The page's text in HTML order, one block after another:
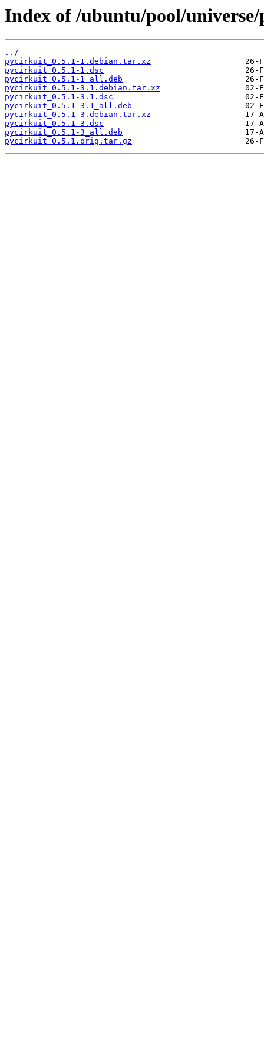
Index of /ubuntu/pool/
../
pycirkuit_0.5.1-1.debian.tar.xz
pycirkuit_0.5.1-1.dsc
pycirkuit_0.5.1-1_all.deb
pycirkuit_0.5.1-3.1.debian.tar.xz
pycirkuit_0.5.1-3.1.dsc
pycirkuit_0.5.1-3.1_all.deb
pycirkuit_0.5.1-3.debian.tar.xz
pycirkuit_0.5.1-3.dsc
pycirkuit_0.5.1-3_all.deb
pycirkuit_0.5.1.orig.tar.gz